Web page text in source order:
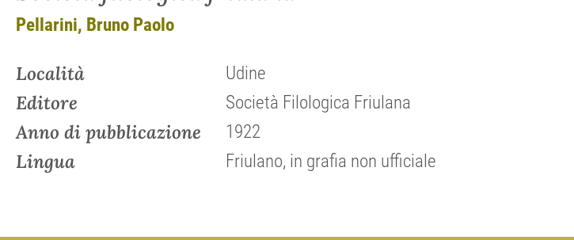
Pellarini, Bruno Paolo
Località Udine
Editore Società Filologica Friulana
Anno di pubblicazione 1922
Lingua Friulano, in grafia non ufficiale